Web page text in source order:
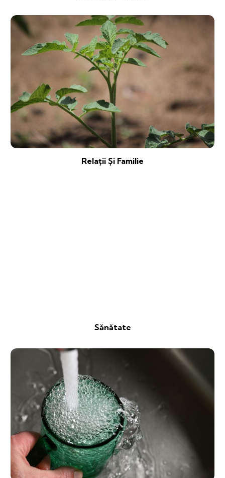
Relații Și Familie
Sănătate